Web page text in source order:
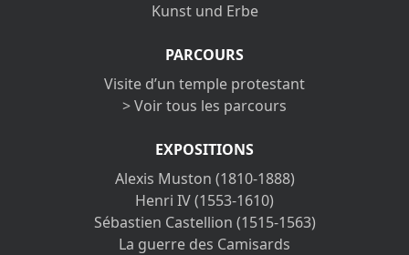
Kunst und Erbe
PARCOURS
Visite d’un temple protestant
> Voir tous les parcours
EXPOSITIONS
Alexis Muston (1810-1888)
Henri IV (1553-1610)
Sébastien Castellion (1515-1563)
La guerre des Camisards